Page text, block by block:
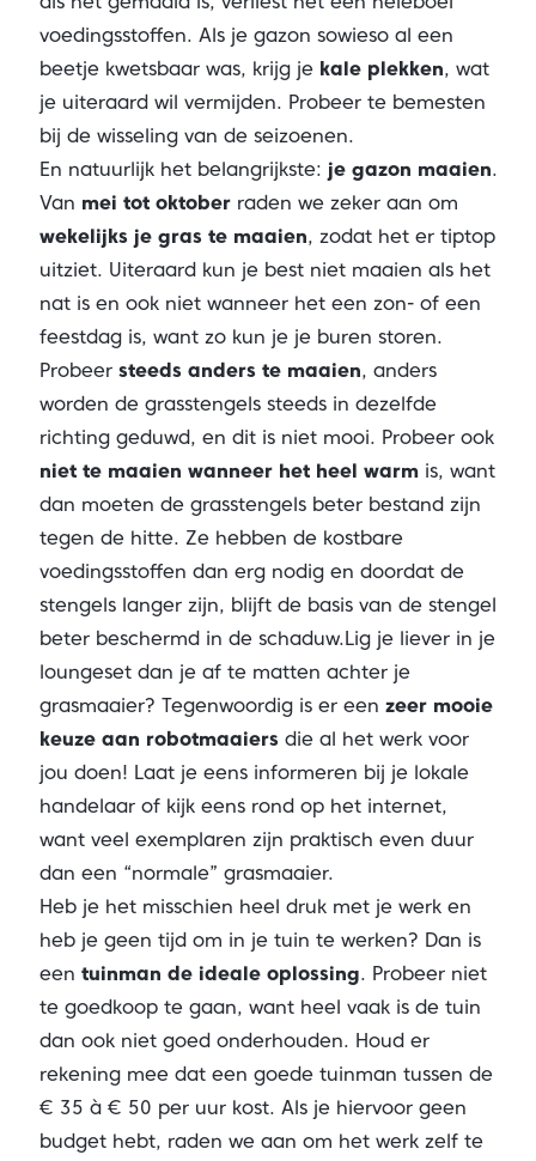
voedingsstoffen. Als je gazon sowieso al een
beetje kwetsbaar was, krijg je kale plekken, wat
je uiteraard wil vermijden. Probeer te bemesten
bij de wisseling van de seizoenen.
En natuurlijk het belangrijkste: je gazon maaien.
Van mei tot oktoberraden we zeker aan om
wekelijks je gras te maaien, zodat het er tiptop
uitziet. Uiteraard kun je best niet maaien als het
nat is en ook niet wanneer het een zon- of een
feestdag is, want zo kun je je buren storen.
Probeer steeds anders te maaien, anders
worden de grasstengels steeds in dezelfde
richting geduwd, en dit is niet mooi. Probeer ook
niet te maaien wanneer het heel warmis, want
dan moeten de grasstengels beter bestand zijn
tegen de hitte. Ze hebben de kostbare
voedingsstoffen dan erg nodig en doordat de
stengels langer zijn, blijft de basis van de stengel
beter beschermd in de schaduw.Lig je liever in je
loungeset dan je af te matten achter je
grasmaaier? Tegenwoordig is er een zeer mooie
keuze aan robotmaaiersdie al het werk voor
jou doen! Laat je eens informeren bij je lokale
handelaar of kijk eens rond op het internet,
want veel exemplaren zijn praktisch even duur
dan een “normale” grasmaaier.
Heb je het misschien heel druk met je werk en
heb je geen tijd om in je tuin te werken? Dan is
een tuinman de ideale oplossing. Probeer niet
te goedkoop te gaan, want heel vaak is de tuin
dan ook niet goed onderhouden. Houd er
rekening mee dat een goede tuinman tussen de
€ 35 à € 50 per uur kost. Als je hiervoor geen
budget hebt, raden we aan om het werk zelf te